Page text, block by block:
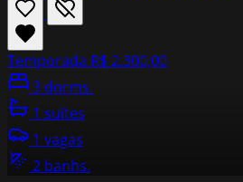
Temporada R$ 2.300,00
3 dorms.
1 suítes
1 vagas
2 banhs.